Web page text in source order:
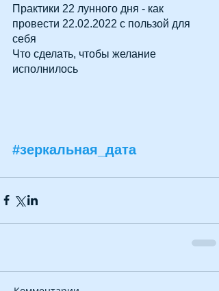
Практики 22 лунного дня - как
провести 22.02.2022 с пользой для
себя
Что сделать, чтобы желание
исполнилось
#зеркальная_дата